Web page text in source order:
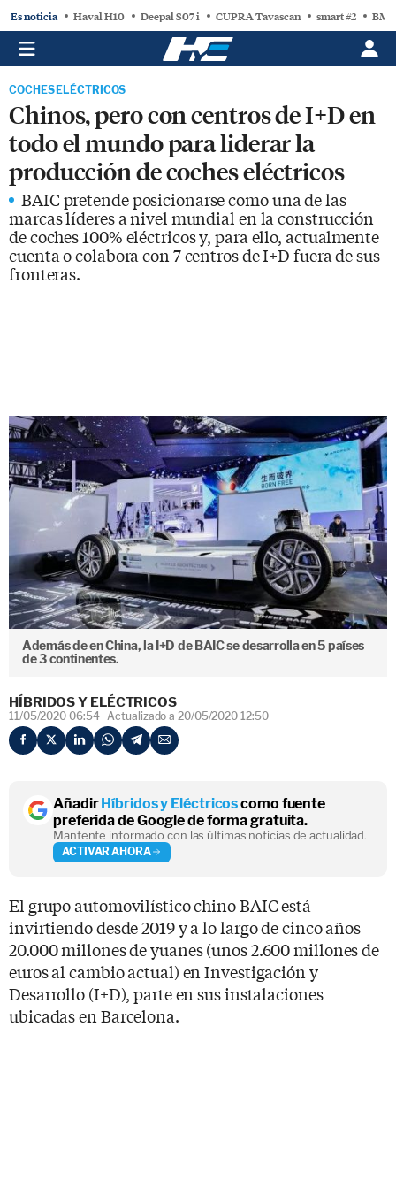
Es noticia Haval H10 Deepal S07 i CUPRA Tavascan smart #2
COCHES ELÉCTRICOS
Chinos, pero con centros de I+D en
todo el mundo para liderar la
producción de coches eléctricos
BAIC pretende posicionarse como una de las
marcas líderes a nivel mundial en la construcción
de coches 100% eléctricos y, para ello, actualmente
cuenta o colabora con 7 centros de I+D fuera de sus
fronteras.
Además de en China, la I+D de BAIC se desarrolla en 5 países
de 3 continentes.
HÍBRIDOS Y ELÉCTRICOS
11/05/2020 06:54 Actualizado a 20/05/2020 12:50
AñadirHíbridos y Eléctricoscomo fuente
preferida de Google de forma gratuita.
Mantente informado con las últimas noticias de actualidad.
ACTIVAR AHORA
El grupo automovilístico chino BAIC está
invirtiendo desde 2019 y a lo largo de cinco años
20.000 millones de yuanes (unos 2.600 millones de
euros al cambio actual) en Investigación y
Desarrollo (I+D), parte en sus instalaciones
ubicadas en Barcelona.